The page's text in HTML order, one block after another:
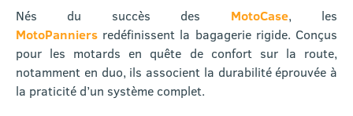
Nés du succès des MotoCase, les
MotoPanniers redéfinissent la bagagerie rigide. Conçus
pour les motards en quête de confort sur la route,
notamment en duo, ils associent la durabilité éprouvée à
la praticité d’un système complet.